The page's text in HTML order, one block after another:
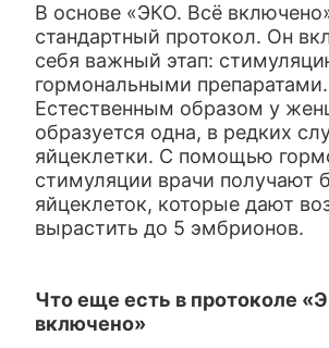
В основе «ЭКО. Всё
стандартный протокол. Он
себя важный этап:
гормональными препаратами.
Естественным образом у
образуется одна, в редких
яйцеклетки. С помощью
стимуляции врачи получают
яйцеклеток, которые дают
вырастить до 5 эмбрионов.
Что еще есть в протоколе
включено»